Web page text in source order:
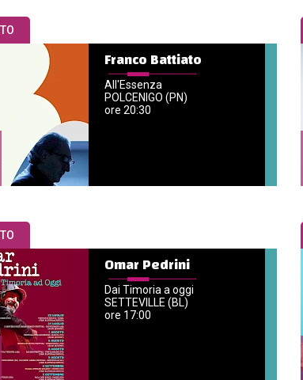
Franco Battiato
All'Essenza
POLCENIGO (PN)
ore 20:30
Omar Pedrini
Dai Timoria a oggi
SETTEVILLE (BL)
ore 17:00